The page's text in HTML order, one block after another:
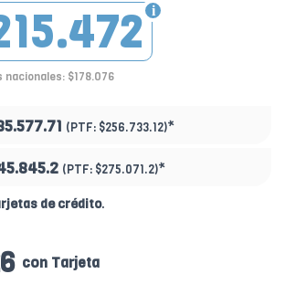
$178.076
(PTF: $256.733.12)*
(PTF: $275.071.2)*
de crédito.
con Tarjeta